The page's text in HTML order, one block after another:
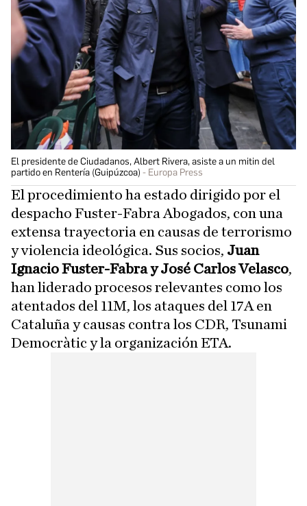
El presidente de Ciudadanos, Albert Rivera, asiste a un mitin del
partido en Rentería (Guipúzcoa)
Europa Press
El procedimiento ha estado dirigido por el
despacho Fuster-Fabra Abogados, con una
extensa trayectoria en causas de terrorismo
y violencia ideológica. Sus socios, Juan
Ignacio Fuster-Fabra y José Carlos Velasco,
han liderado procesos relevantes como los
atentados del 11M, los ataques del 17A en
Cataluña y causas contra los CDR, Tsunami
Democràtic y la organización ETA.